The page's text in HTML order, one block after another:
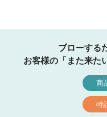
ブローする
お客様の「また来た
商
特